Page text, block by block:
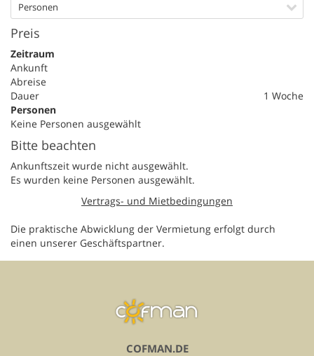
Personen
Preis
Zeitraum
Ankunft
Abreise
Dauer
1 Woche
Personen
Keine Personen ausgewählt
Bitte beachten
Ankunftszeit wurde nicht ausgewählt.
Es wurden keine Personen ausgewählt.
Vertrags- und Mietbedingungen
Die praktische Abwicklung der Vermietung erfolgt durch
einen unserer Geschäftspartner.
COFMAN.DE